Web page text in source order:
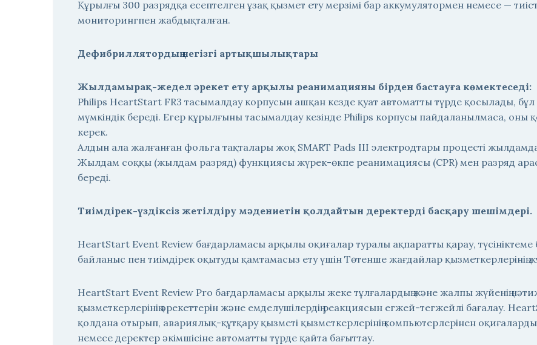
Құрылғы 300 разрядқа есептелген ұзақ қызмет ету мерзімі бар аккумулятормен немесе —
мониторингпен жабдықталған.
Дефибриллятордың негізгі артықшылықтары
Жылдамырақ-жедел әрекет ету арқылы реанимацияны бірден бастауға көмектеседі:
Philips HeartStart FR3 тасымалдау корпусын ашқан кезде қуат автоматты түрде қосылады, бұл
мүмкіндік береді. Егер құрылғыны тасымалдау кезінде Philips корпусы пайдаланылмаса,
керек.
Алдын ала жалғанған фольга тақталары жоқ SMART Pads III электродтары процесті
Жылдам соққы (жылдам разряд) функциясы жүрек-өкпе реанимациясы (CPR) мен разряд
береді.
Тиімдірек-үздіксіз жетілдіру мәдениетін қолдайтын деректерді басқару шешімдері.
HeartStart Event Review бағдарламасы арқылы оқиғалар туралы ақпаратты қарау,
байланыс пен тиімдірек оқытуды қамтамасыз ету үшін Төтенше жағдайлар қызметкерлерінің
HeartStart Event Review Pro бағдарламасы арқылы жеке тұлғалардың және жалпы жүйенің
қызметкерлерінің әрекеттерін және емделушілердің реакциясын егжей-тегжейлі бағалау.
қолдана отырып, авариялық-құтқару қызметі қызметкерлерінің компьютерлерінен
немесе деректер әкімшісіне автоматты түрде қайта бағыттау.